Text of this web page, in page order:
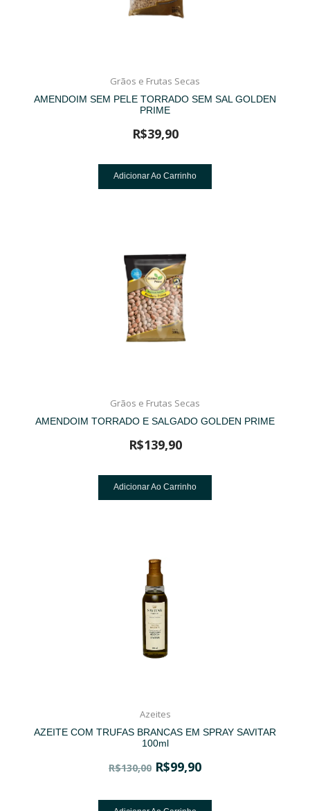
Grãos e Frutas Secas
AMENDOIM SEM PELE TORRADO SEM SAL GOLDEN
PRIME
R$39,90
Adicionar Ao Carrinho
Grãos e Frutas Secas
AMENDOIM TORRADO E SALGADO GOLDEN PRIME
R$139,90
Adicionar Ao Carrinho
Azeites
AZEITE COM TRUFAS BRANCAS EM SPRAY SAVITAR
100ml
R$130,00 R$99,90